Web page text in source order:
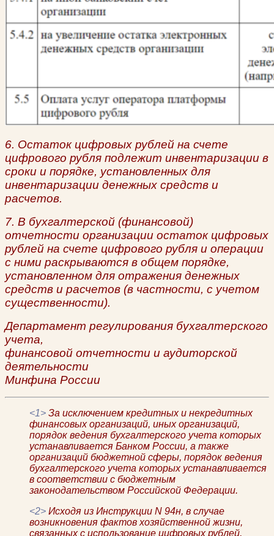
6. Остаток цифровых рублей на счете
цифрового рубля подлежит инвентаризации в
сроки и порядке, установленных для
инвентаризации денежных средств и
расчетов.
7. В бухгалтерской (финансовой)
отчетности организации остаток цифровых
рублей на счете цифрового рубля и операции
с ними раскрываются в общем порядке,
установленном для отражения денежных
средств и расчетов (в частности, с учетом
существенности).
Департамент регулирования бухгалтерского
учета,
финансовой отчетности и аудиторской
деятельности
Минфина России
<1> За исключением кредитных и некредитных
финансовых организаций, иных организаций,
порядок ведения бухгалтерского учета которых
устанавливается Банком России, а также
организаций бюджетной сферы, порядок ведения
бухгалтерского учета которых устанавливается
в соответствии с бюджетным
законодательством Российской Федерации.
<2> Исходя из Инструкции N 94н, в случае
возникновения фактов хозяйственной жизни,
связанных с использование цифровых рублей,